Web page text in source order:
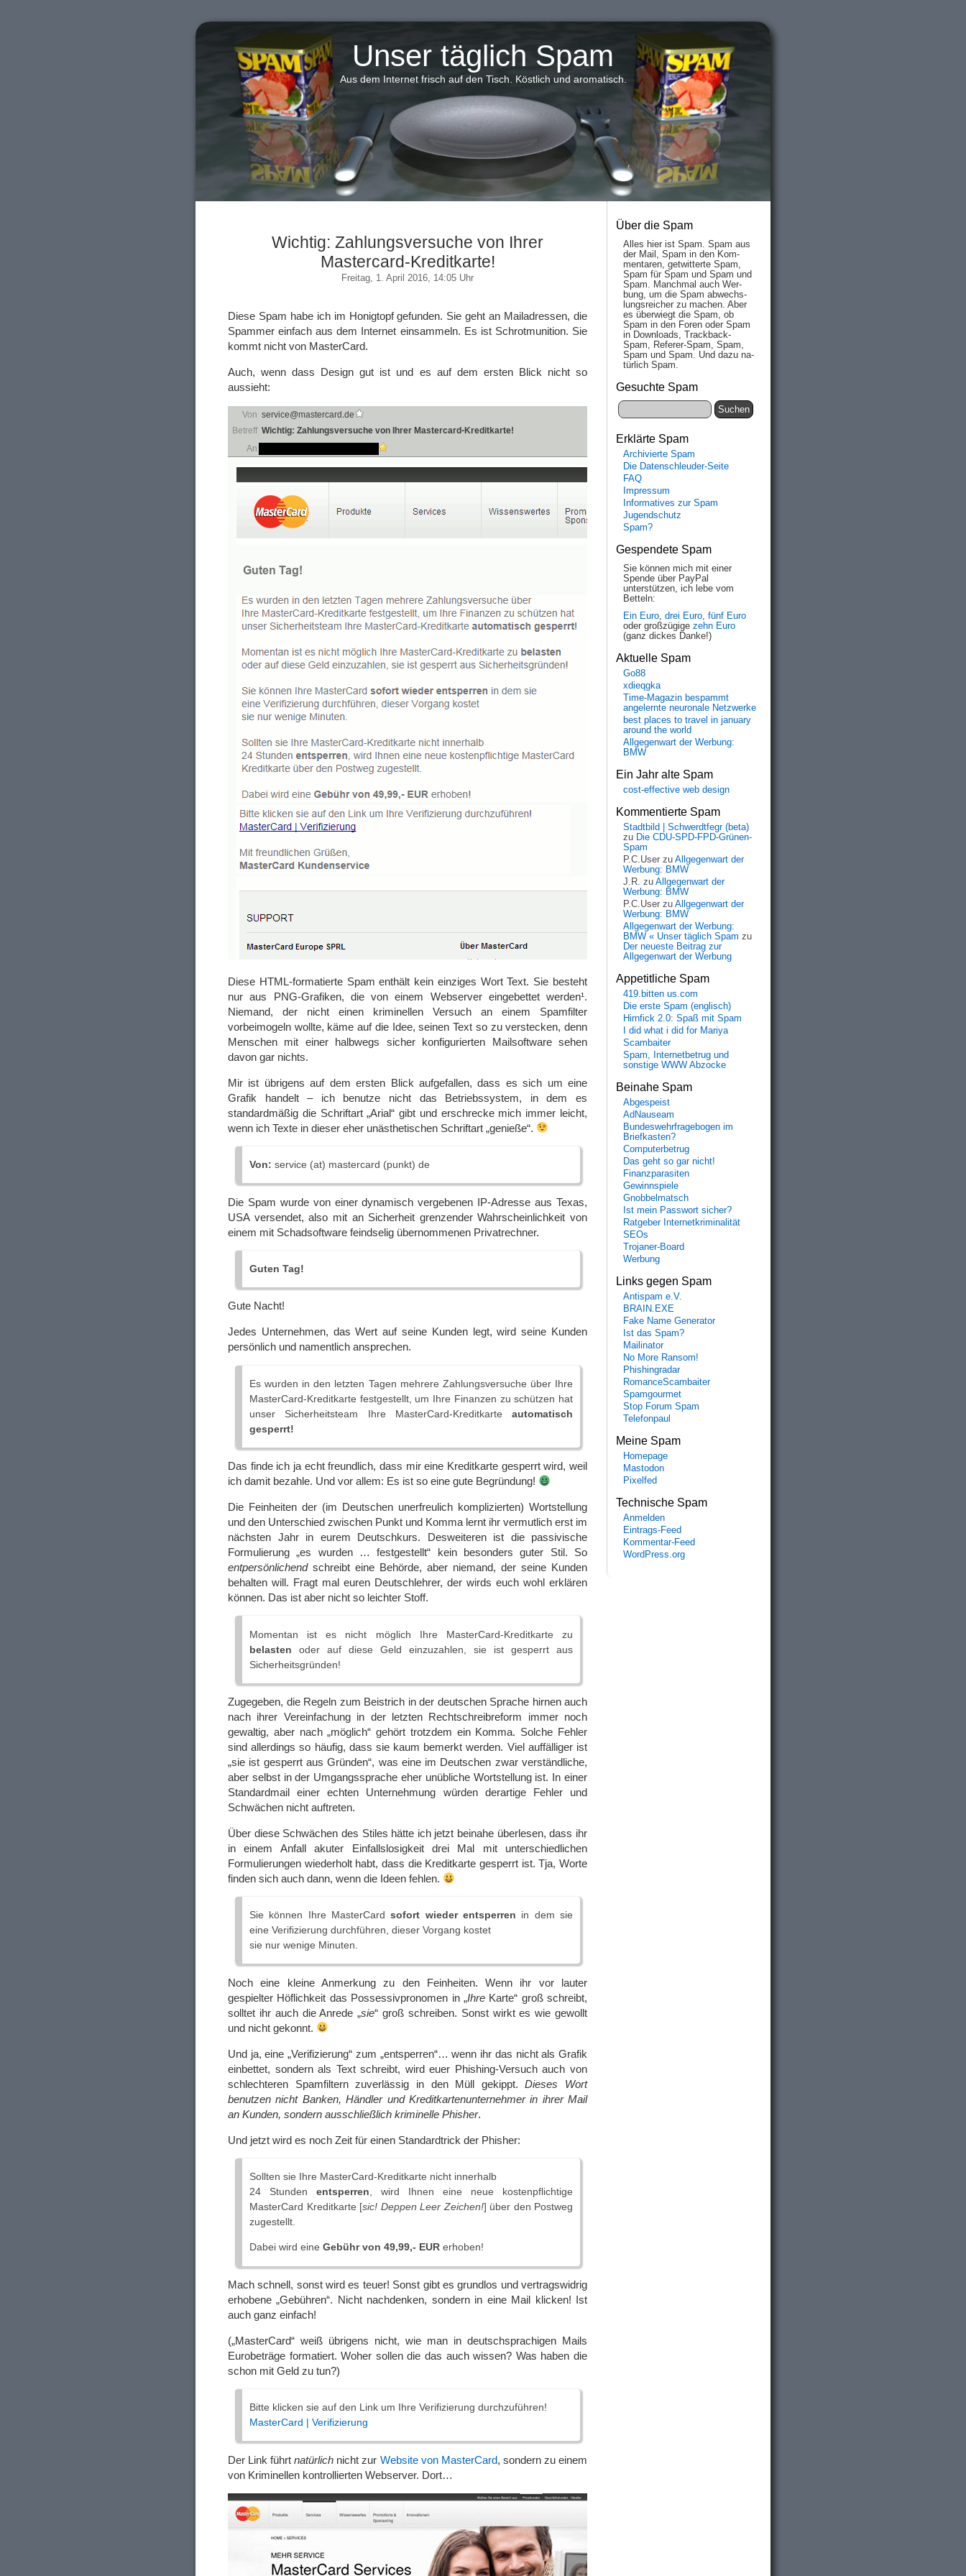
Unser täglich Spam
Aus dem Internet frisch auf den Tisch. Köstlich und aromatisch.
Wichtig: Zahlungsversuche von Ihrer
Mastercard-Kreditkarte!
Freitag, 1. April 2016, 14:05 Uhr
Diese Spam habe ich im Honigtopf gefunden. Sie geht an Mailadressen, die
Spammer einfach aus dem Internet einsammeln. Es ist Schrotmunition. Sie
kommt nicht von MasterCard.
Auch, wenn dass Design gut ist und es auf dem ersten Blick nicht so
aussieht:
Diese HTML-formatierte Spam enthält kein einziges Wort Text. Sie besteht
nur aus PNG-Grafiken, die von einem Webserver eingebettet werden¹.
Niemand, der nicht einen kriminellen Versuch an einem Spamfilter
vorbeimogeln wollte, käme auf die Idee, seinen Text so zu verstecken, denn
Menschen mit einer halbwegs sicher konfigurierten Mailsoftware sehen
davon gar nichts.
Mir ist übrigens auf dem ersten Blick aufgefallen, dass es sich um eine
Grafik handelt – ich benutze nicht das Betriebssystem, in dem es
standardmäßig die Schriftart „Arial“ gibt und erschrecke mich immer leicht,
wenn ich Texte in dieser eher unästhetischen Schriftart „genieße“.
Von: service (at) mastercard (punkt) de
Die Spam wurde von einer dynamisch vergebenen IP-Adresse aus Texas,
USA versendet, also mit an Sicherheit grenzender Wahrscheinlichkeit von
einem mit Schadsoftware feindselig übernommenen Privatrechner.
Guten Tag!
Gute Nacht!
Jedes Unternehmen, das Wert auf seine Kunden legt, wird seine Kunden
persönlich und namentlich ansprechen.
Es wurden in den letzten Tagen mehrere Zahlungsversuche über Ihre
MasterCard-Kreditkarte festgestellt, um Ihre Finanzen zu schützen hat
unser Sicherheitsteam Ihre MasterCard-Kreditkarte automatisch
gesperrt!
Das finde ich ja echt freundlich, dass mir eine Kreditkarte gesperrt wird, weil
ich damit bezahle. Und vor allem: Es ist so eine gute Begründung!
Die Feinheiten der (im Deutschen unerfreulich komplizierten) Wortstellung
und den Unterschied zwischen Punkt und Komma lernt ihr vermutlich erst im
nächsten Jahr in eurem Deutschkurs. Desweiteren ist die passivische
Formulierung „es wurden … festgestellt“ kein besonders guter Stil. So
entpersönlichendschreibt eine Behörde, aber niemand, der seine Kunden
behalten will. Fragt mal euren Deutschlehrer, der wirds euch wohl erklären
können. Das ist aber nicht so leichter Stoff.
Momentan ist es nicht möglich Ihre MasterCard-Kreditkarte zu
belasten oder auf diese Geld einzuzahlen, sie ist gesperrt aus
Sicherheitsgründen!
Zugegeben, die Regeln zum Beistrich in der deutschen Sprache hirnen auch
nach ihrer Vereinfachung in der letzten Rechtschreibreform immer noch
gewaltig, aber nach „möglich“ gehört trotzdem ein Komma. Solche Fehler
sind allerdings so häufig, dass sie kaum bemerkt werden. Viel auffälliger ist
„sie ist gesperrt aus Gründen“, was eine im Deutschen zwar verständliche,
aber selbst in der Umgangssprache eher unübliche Wortstellung ist. In einer
Standardmail einer echten Unternehmung würden derartige Fehler und
Schwächen nicht auftreten.
Über diese Schwächen des Stiles hätte ich jetzt beinahe überlesen, dass ihr
in einem Anfall akuter Einfallslosigkeit drei Mal mit unterschiedlichen
Formulierungen wiederholt habt, dass die Kreditkarte gesperrt ist. Tja, Worte
finden sich auch dann, wenn die Ideen fehlen.
Sie können Ihre MasterCardsofort wieder entsperren in dem sie
eine Verifizierung durchführen, dieser Vorgang kostet
sie nur wenige Minuten.
Noch eine kleine Anmerkung zu den Feinheiten. Wenn ihr vor lauter
gespielter Höflichkeit das Possessivpronomen in „IhreKarte“ groß schreibt,
solltet ihr auch die Anrede „sie“ groß schreiben. Sonst wirkt es wie gewollt
und nicht gekonnt.
Und ja, eine „Verifizierung“ zum „entsperren“… wenn ihr das nicht als Grafik
einbettet, sondern als Text schreibt, wird euer Phishing-Versuch auch von
schlechteren Spamfiltern zuverlässig in den Müll gekippt.Dieses Wort
benutzen nicht Banken, Händler und Kreditkartenunternehmer in ihrer Mail
an Kunden, sondern ausschließlich kriminelle Phisher.
Und jetzt wird es noch Zeit für einen Standardtrick der Phisher:
Sollten sie Ihre MasterCard-Kreditkarte nicht innerhalb
24 Stunden entsperren, wird Ihnen eine neue kostenpflichtige
MasterCard Kreditkarte [sic! Deppen Leer Zeichen!] über den Postweg
zugestellt.
Dabei wird eine Gebühr von 49,99,- EUR erhoben!
Mach schnell, sonst wird es teuer! Sonst gibt es grundlos und vertragswidrig
erhobene „Gebühren“. Nicht nachdenken, sondern in eine Mail klicken! Ist
auch ganz einfach!
(„MasterCard“ weiß übrigens nicht, wie man in deutschsprachigen Mails
Eurobeträge formatiert. Woher sollen die das auch wissen? Was haben die
schon mit Geld zu tun?)
Bitte klicken sie auf den Link um Ihre Verifizierung durchzuführen!
MasterCard | Verifizierung
Der Link führtnatürlich nicht zur Website von MasterCard, sondern zu einem
von Kriminellen kontrollierten Webserver. Dort…
Über die Spam
Alles hier ist Spam. Spam aus
der Mail, Spam in den Kom­
men­taren, ge­twit­ter­te Spam,
Spam für Spam und Spam und
Spam. Manch­mal auch Wer­
bung, um die Spam ab­wechs­
lungs­reich­er zu mach­en. Aber
es über­wiegt die Spam, ob
Spam in den Fo­ren oder Spam
in Down­loads, Track­back-
Spam, Re­fe­rer-Spam, Spam,
Spam und Spam. Und da­zu na­
tür­lich Spam.
Gesuchte Spam
Erklärte Spam
Archivierte Spam
Die Datenschleuder-Seite
FAQ
Impressum
Informatives zur Spam
Jugendschutz
Spam?
Gespendete Spam
Sie können mich mit einer
Spende über PayPal
unterstützen, ich lebe vom
Betteln:
Ein Euro, drei Euro, fünf Euro
oder großzügige zehn Euro
(ganz dickes Danke!)
Aktuelle Spam
Go88
xdieqgka
Time-Magazin bespammt
angelernte neuronale Netzwerke
best places to travel in january
around the world
Allgegenwart der Werbung:
BMW
Ein Jahr alte Spam
cost-effective web design
Kommentierte Spam
Stadtbild | Schwerdtfegr (beta)
zu Die CDU-SPD-FPD-Grünen-
Spam
P.C.User zu Allgegenwart der
Werbung: BMW
J.R. zu Allgegenwart der
Werbung: BMW
P.C.User zu Allgegenwart der
Werbung: BMW
Allgegenwart der Werbung:
BMW « Unser täglich Spam zu
Der neueste Beitrag zur
Allgegenwart der Werbung
Appetitliche Spam
419.bitten us.com
Die erste Spam (englisch)
Hirnfick 2.0: Spaß mit Spam
I did what i did for Mariya
Scambaiter
Spam, Internetbetrug und
sonstige WWW Abzocke
Beinahe Spam
Abgespeist
AdNauseam
Bundeswehrfragebogen im
Briefkasten?
Computerbetrug
Das geht so gar nicht!
Finanzparasiten
Gewinnspiele
Gnobbelmatsch
Ist mein Passwort sicher?
Ratgeber Internetkriminalität
SEOs
Trojaner-Board
Werbung
Links gegen Spam
Antispam e.V.
BRAIN.EXE
Fake Name Generator
Ist das Spam?
Mailinator
No More Ransom!
Phishingradar
RomanceScambaiter
Spamgourmet
Stop Forum Spam
Telefonpaul
Meine Spam
Homepage
Mastodon
Pixelfed
Technische Spam
Anmelden
Eintrags-Feed
Kommentar-Feed
WordPress.org